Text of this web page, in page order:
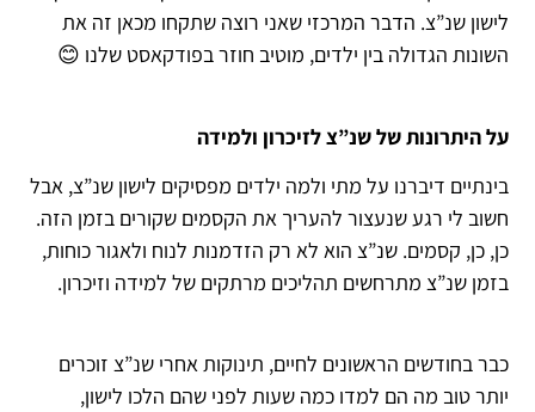
לישון שנ”צ. הדבר המרכזי שאני רוצה שתקחו מכאן זה את
השונות הגדולה בין ילדים, מוטיב חוזר בפודקאסט שלנו 😊
על היתרונות של שנ”צ לזיכרון ולמידה
בינתיים דיברנו על מתי ולמה ילדים מפסיקים לישון שנ”צ, אבל
חשוב לי רגע שנעצור להעריך את הקסמים שקורים בזמן הזה.
כן, כן, קסמים. שנ”צ הוא לא רק הזדמנות לנוח ולאגור כוחות,
בזמן שנ”צ מתרחשים תהליכים מרתקים של למידה וזיכרון.
כבר בחודשים הראשונים לחיים, תינוקות אחרי שנ”צ זוכרים
יותר טוב מה הם למדו כמה שעות לפני שהם הלכו לישון,